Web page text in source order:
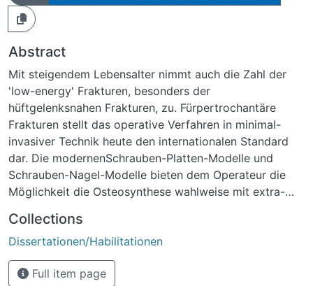
Abstract
Mit steigendem Lebensalter nimmt auch die Zahl der
'low-energy' Frakturen, besonders der
hüftgelenksnahen Frakturen, zu. Fürpertrochantäre
Frakturen stellt das operative Verfahren in minimal-
invasiver Technik heute den internationalen Standard
dar. Die modernenSchrauben-Platten-Modelle und
Schrauben-Nagel-Modelle bieten dem Operateur die
Möglichkeit die Osteosynthese wahlweise mit extra-
Besonders in osteoporotischen Knochen wird die
Morbidität maßgeblich durchauswandernde Schrauben
verursacht, dem sogenannten Cut-Out. Die Varisierung
des proximalen Frakturfragments und im
Collections
Dissertationen/Habilitationen
Full item page